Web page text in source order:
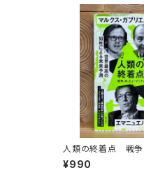
人類の終着点 戦争
ニティの未来
¥990